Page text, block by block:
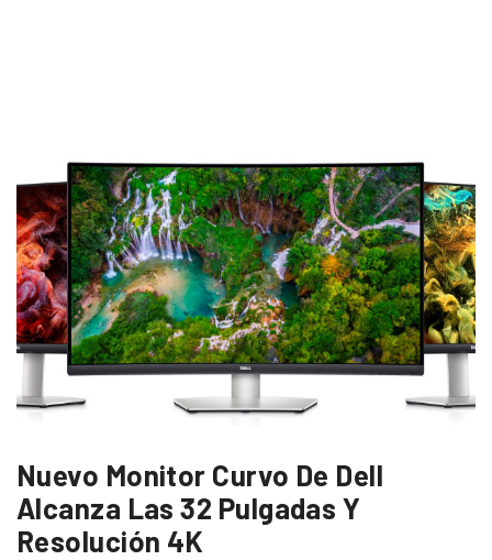
Nuevo Monitor Curvo De Dell
Alcanza Las 32 Pulgadas Y
Resolución 4K